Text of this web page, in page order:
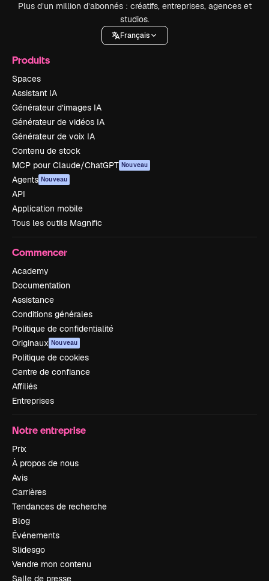
Plus d’un million d’abonnés : créatifs, entreprises, agences et
studios.
Français
Produits
Spaces
Assistant IA
Générateur d’images IA
Générateur de vidéos IA
Générateur de voix IA
Contenu de stock
MCP pour Claude/ChatGPT Nouveau
Agents Nouveau
API
Application mobile
Tous les outils Magnific
Commencer
Academy
Documentation
Assistance
Conditions générales
Politique de confidentialité
Originaux Nouveau
Politique de cookies
Centre de confiance
Affiliés
Entreprises
Notre entreprise
Prix
À propos de nous
Avis
Carrières
Tendances de recherche
Blog
Événements
Slidesgo
Vendre mon contenu
Salle de presse